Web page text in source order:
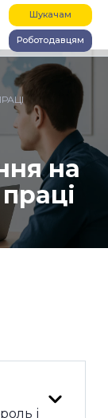
Шукачам
Роботодавцям
на
і